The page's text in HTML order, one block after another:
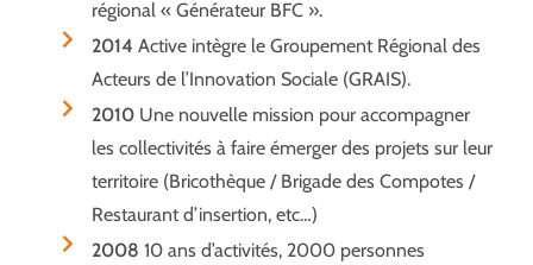
régional « Générateur BFC ».
2014 Active intègre le Groupement Régional des
Acteurs de l’Innovation Sociale (GRAIS).
2010 Une nouvelle mission pour accompagner
les collectivités à faire émerger des projets sur leur
territoire (Bricothèque / Brigade des Compotes /
Restaurant d’insertion, etc…)
2008 10 ans d’activités, 2000 personnes